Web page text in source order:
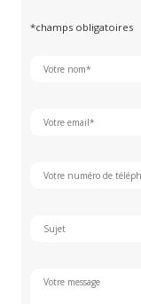
*champs obligatoires